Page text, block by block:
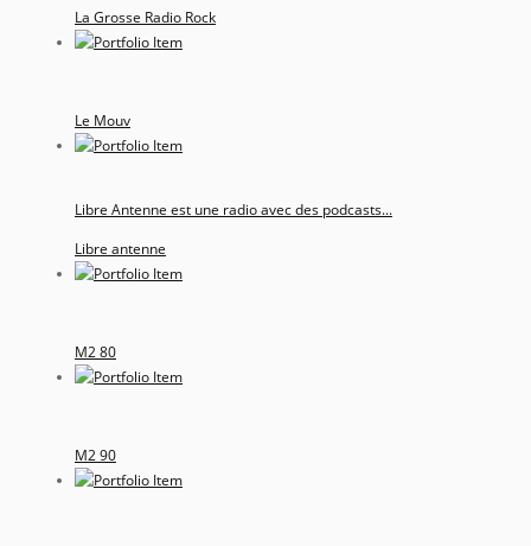
La Grosse Radio Rock
Le Mouv
Libre Antenne est une radio avec des podcasts...
Libre antenne
M2 80
M2 90